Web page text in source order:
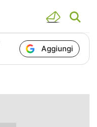
Aggiungi